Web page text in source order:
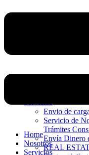
Envio de
Servicio de
Trámites
Envía Dinero
REAL
Home
Nosotros
Servicios